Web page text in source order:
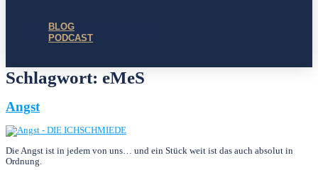
BLOG
PODCAST
Schlagwort: eMeS
Angst
Die Angst ist in jedem von uns… und ein Stück weit ist das auch absolut in
Ordnung.